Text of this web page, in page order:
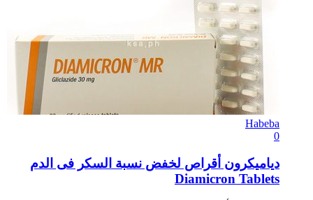
Habeba
0
دياميكرون أقراص لخفض نسبة السكر فى الدم
Diamicron Tablets